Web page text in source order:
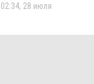
02:34, 28 июля